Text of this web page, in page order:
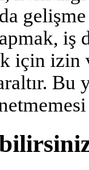
için izin
Bu